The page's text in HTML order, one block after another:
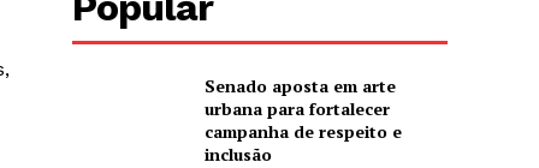
Senado aposta em arte
urbana para fortalecer
campanha de respeito e
inclusão